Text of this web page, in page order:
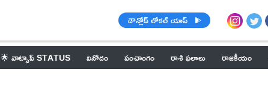
డౌన్లోడ్ లోకల్ యాప్
🌟 వాట్సాప్ STATUS వినోదం పంచాంగం రాశి ఫలాలు రాజకీయం